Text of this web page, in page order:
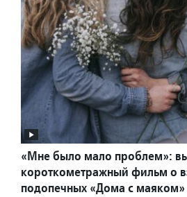
«Мне было мало проблем»:
короткометражный фильм о
подопечных «Дома с маяком»